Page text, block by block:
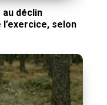
déclin
selon